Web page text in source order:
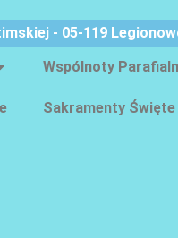
- 05-119
Wspólnoty
Sakramenty Święte